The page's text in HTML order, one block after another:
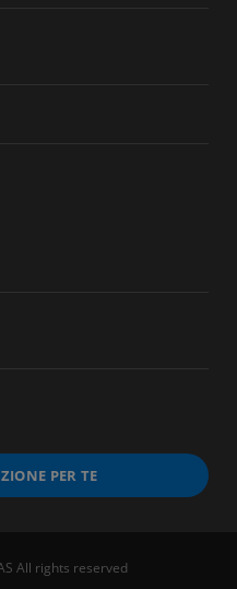
PER TE
All rights reserved